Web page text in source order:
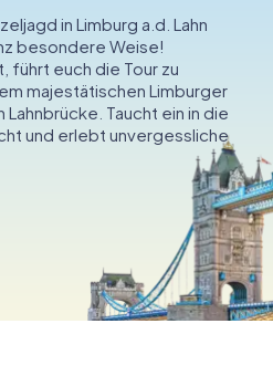
in Limburg a.d. Lahn
besondere Weise!
führt euch die Tour zu
majestätischen Limburger
Taucht ein in die
und erlebt unvergessliche